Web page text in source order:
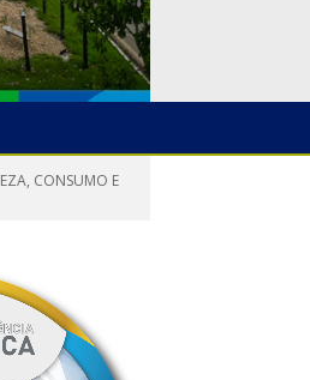
CONSUMO E